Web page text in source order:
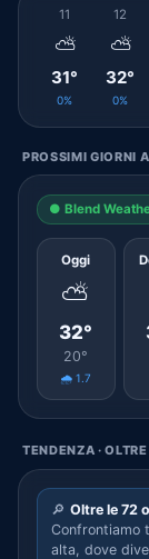
11
⛅
31°
0%
12
⛅
32°
0%
PROSSIMI GIORNI
● Blend
Oggi
⛅
32°
20°
🌧️ 1.7
TENDENZA ·
🔎 Oltre le 72
Confrontiamo
alta, dove